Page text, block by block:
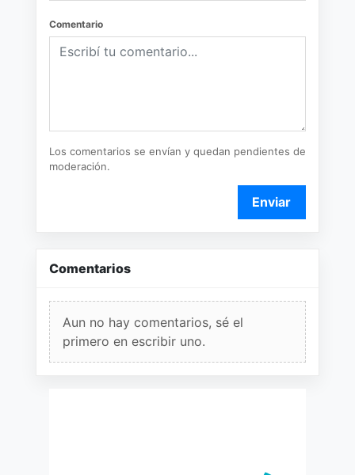
Comentario
Los comentarios se envían y quedan pendientes de
moderación.
Enviar
Comentarios
Aun no hay comentarios, sé el
primero en escribir uno.